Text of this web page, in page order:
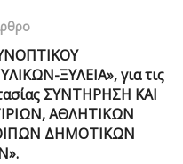
ΞΥΛΕΙΑ», για τις
ΣΥΝΤΗΡΗΣΗ ΚΑΙ
ΑΘΛΗΤΙΚΩΝ
ΔΗΜΟΤΙΚΩΝ